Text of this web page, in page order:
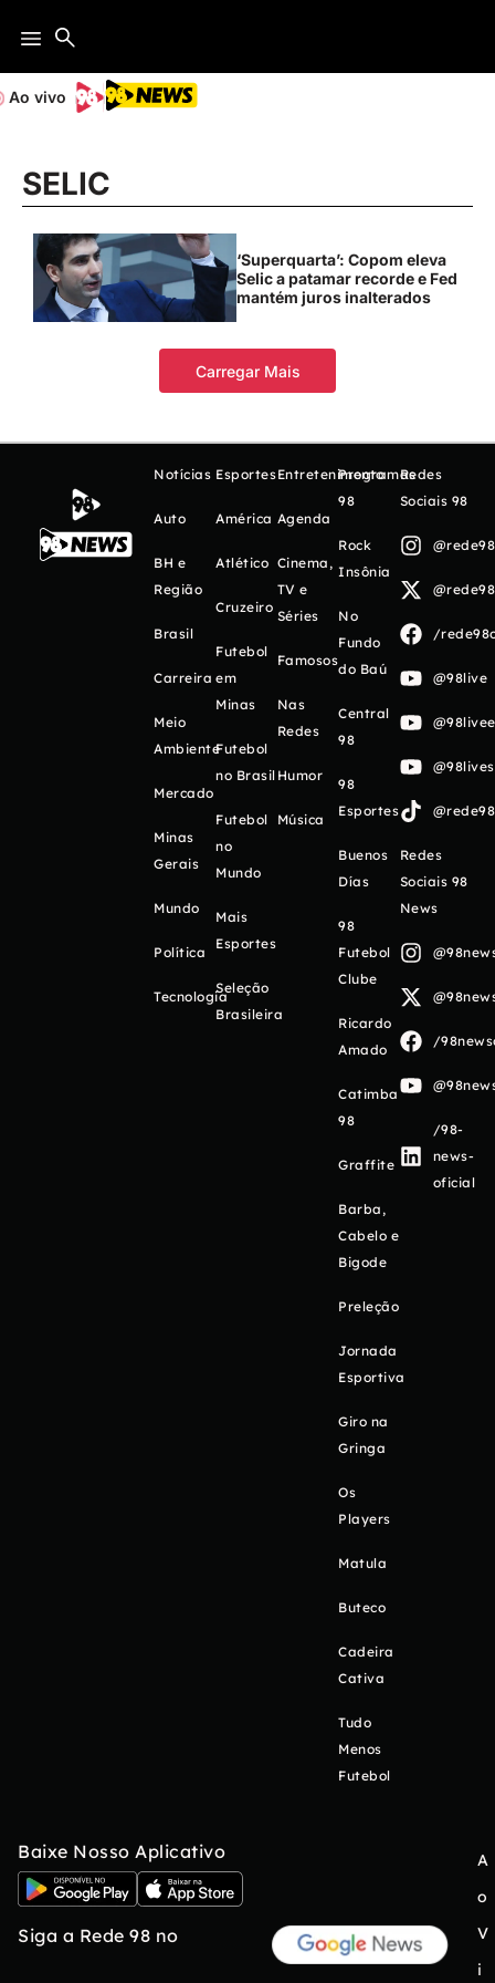
Ao vivo
SELIC
‘Superquarta’: Copom eleva
Selic a patamar recorde e Fed
mantém juros inalterados
Carregar Mais
Notícias
Auto
BH e
Região
Brasil
Carreira
Meio
Ambiente
Mercado
Minas
Gerais
Mundo
Política
Tecnologia
Esportes
América
Atlético
Cruzeiro
Futebol
em
Minas
Futebol
no Brasil
Futebol
no
Mundo
Mais
Esportes
Seleção
Brasileira
Entretenimento
Agenda
Cinema,
TV e
Séries
Famosos
Nas
Redes
Humor
Música
Programas
98
Rock
Insônia
No
Fundo
do Baú
Central
98
98
Esportes
Buenos
Días
98
Futebol
Clube
Ricardo
Amado
Catimba
98
Graffite
Barba,
Cabelo e
Bigode
Preleção
Jornada
Esportiva
Giro na
Gringa
Os
Players
Matula
Buteco
Cadeira
Cativa
Tudo
Menos
Futebol
Redes
Sociais 98
/
@98live
Redes
Sociais 98
News
/
/98-
news-
oficial
Baixe Nosso Aplicativo
Siga a Rede 98 no
A
o
V
i